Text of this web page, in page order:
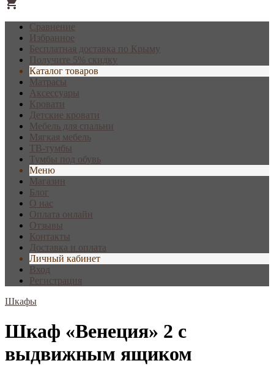
Сравнение
Избранное
Бесплатная доставка по Крыму
Получите 5% скидку
Каталог товаров
Матрасы
Аксессуары
Кровати
Детские кровати
Мебель для спальни
Мягкая мебель
ТВ-тумбы
Тумбы под обувь
Меню
Магазин
Блог
О нас
Оплата онлайн
Отзывы
Контакты
Доставка и оплата
Личный кабинет
Вход
Регистрация
Шкафы
Шкаф «Венеция» 2 с
выдвижным ящиком